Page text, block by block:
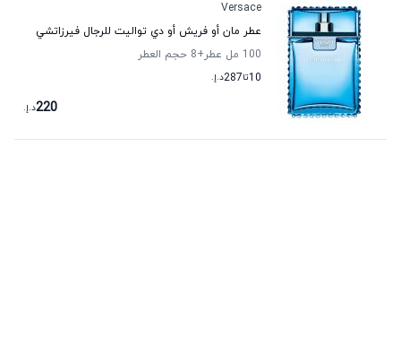
Versace
عطر مان أو فريش أو دي تواليت للرجال فيرزاتشي
100 مل عطر
+8
حجم العطر
10تا287د.إ.
220د.إ.